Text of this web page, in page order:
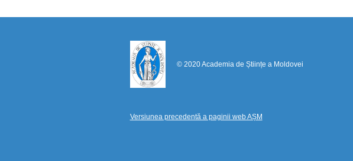
© 2020 Academia de Științe a Moldovei
Versiunea precedentă a paginii web AȘM